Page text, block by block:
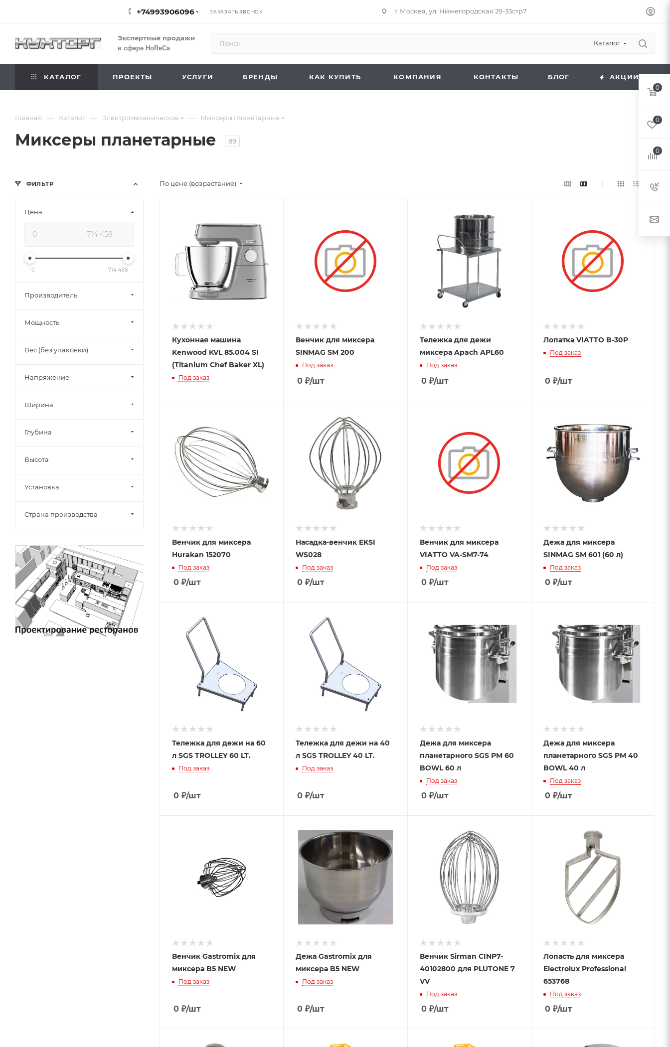
+74993906096 ЗАКАЗАТЬ ЗВОНОК г. Москва, ул. Нижегородская 29-33стр7
Экспертные продажи
в сфере HoReCa
Каталог
КАТАЛОГ ПРОЕКТЫ УСЛУГИ БРЕНДЫ КАК КУПИТЬ КОМПАНИЯ КОНТАКТЫ БЛОГ АКЦИИ
Главная — Каталог — Электромеханическое — Миксеры планетарные
Миксеры планетарные 89
По цене (возрастание)
Кухонная машина
Kenwood KVL 85.004 SI
(Titanium Chef Baker XL)
Под заказ
Венчик для миксера
SINMAG SM 200
Под заказ
0 ₽/шт
Тележка для дежи
миксера Apach APL60
Под заказ
0₽/шт
Лопатка VIATTO B-30P
Под заказ
0₽/шт
Венчик для миксера
Hurakan 152070
Под заказ
0 ₽/шт
Насадка-венчик EKSI
WS028
Под заказ
0 ₽/шт
Венчик для миксера
VIATTO VA-SM7-74
Под заказ
0₽/шт
Дежа для миксера
SINMAG SM 601 (60 л)
Под заказ
0₽/шт
Тележка для дежи на 60
л SGS TROLLEY 60 LT.
Под заказ
0 ₽/шт
Тележка для дежи на 40
л SGS TROLLEY 40 LT.
Под заказ
0 ₽/шт
Дежа для миксера
планетарного SGS PM 60
BOWL 60 л
Под заказ
0₽/шт
Дежа для миксера
планетарного SGS PM 40
BOWL 40 л
Под заказ
0₽/шт
Венчик Gastromix для
миксера B5 NEW
Под заказ
0 ₽/шт
Дежа Gastromix для
миксера B5 NEW
Под заказ
0 ₽/шт
Венчик Sirman CINP7-
40102800 для PLUTONE 7
VV
Под заказ
0₽/шт
Лопасть для миксера
Electrolux Professional
653768
Под заказ
0₽/шт
ФИЛЬТР
Цена
0 714 458
Производитель
Мощность
Вес (без упаковки)
Напряжение
Ширина
Глубина
Высота
Установка
Страна производства
0
0
0